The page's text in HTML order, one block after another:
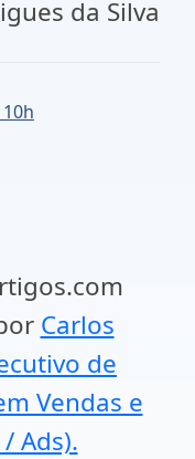
da Silva
Carlos
de
Vendas e
Ads).